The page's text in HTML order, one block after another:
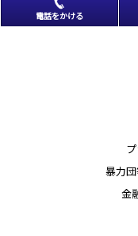
電話をかける
暴力
金